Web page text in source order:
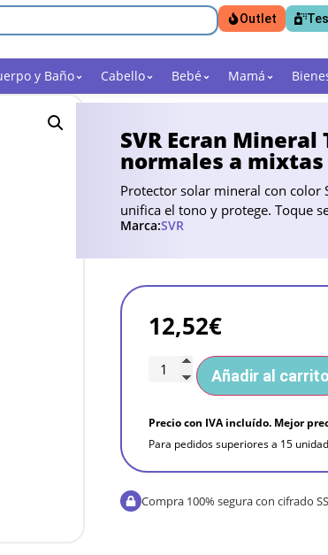
Outlet
y Baño Cabello Bebé Mamá
SVR Ecran
normales a mixtas
Protector solar mineral con color
unifica el tono y protege. Toque
Marca:SVR
12,52€
Añadir al carrito
Precio con IVA incluído. Mejor
Para pedidos superiores a 15
Compra 100% segura con cifrado